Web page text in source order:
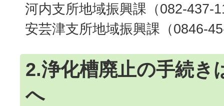
河内支所地域振興課（082-437-
安芸津支所地域振興課（0846-
2.浄化槽廃止の手続き
へ